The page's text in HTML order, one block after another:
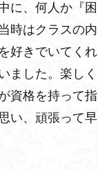
に、何人か『困
時はクラスの内
好きでいてくれ
ました。楽しく
資格を持って指
い、頑張って早